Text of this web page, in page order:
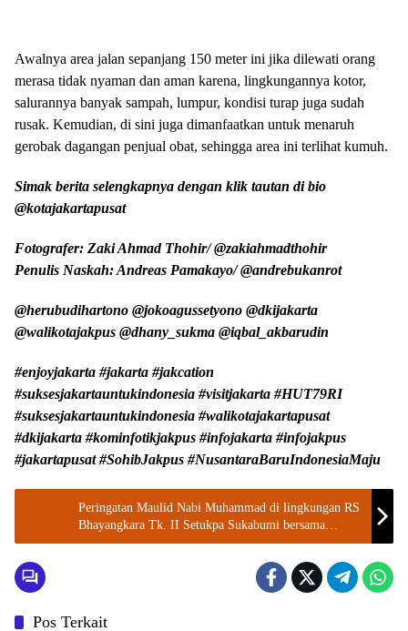
Awalnya area jalan sepanjang 150 meter ini jika dilewati orang
merasa tidak nyaman dan aman karena, lingkungannya kotor,
salurannya banyak sampah, lumpur, kondisi turap juga sudah
rusak. Kemudian, di sini juga dimanfaatkan untuk menaruh
gerobak dagangan penjual obat, sehingga area ini terlihat kumuh.
Simak berita selengkapnya dengan klik tautan di bio
@kotajakartapusat
Fotografer: Zaki Ahmad Thohir/ @zakiahmadthohir
Penulis Naskah: Andreas Pamakayo/ @andrebukanrot
@herubudihartono @jokoagussetyono @dkijakarta
@walikotajakpus @dhany_sukma @iqbal_akbarudin
#enjoyjakarta #jakarta #jakcation
#suksesjakartauntukindonesia #visitjakarta #HUT79RI
#suksesjakartauntukindonesia #walikotajakartapusat
#dkijakarta #kominfotikjakpus #infojakarta #infojakpus
#jakartapusat #SohibJakpus #NusantaraBaruIndonesiaMaju
Peringatan Maulid Nabi Muhammad di lingkungan RS
Bhayangkara Tk. II Setukpa Sukabumi bersama
Wanita Muslimah Indonesia
Pos Terkait
Walikota Jakarta Pusat